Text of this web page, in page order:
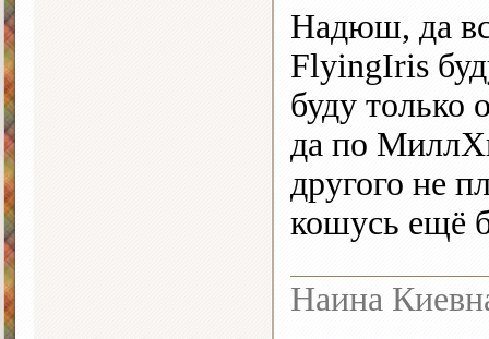
Надюш, да
FlyingIris
буду только
да по
другого не
кошусь ещё
Наина